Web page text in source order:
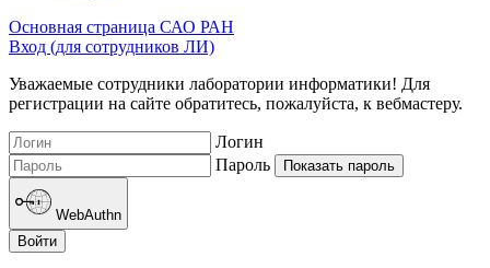
Основная страница САО РАН
Вход (для сотрудников ЛИ)
Уважаемые сотрудники лаборатории информатики! Для
регистрации на сайте обратитесь, пожалуйста, к вебмастеру.
Логин
Пароль
Показать пароль
WebAuthn
Войти